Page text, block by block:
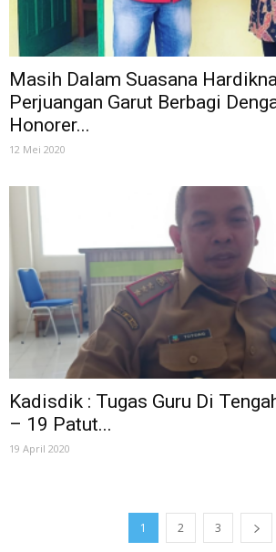
Masih Dalam Suasana
Perjuangan Garut Berbagi
Honorer...
12 Mei 2020
Kadisdik : Tugas Guru Di
– 19 Patut...
19 April 2020
1 2 3